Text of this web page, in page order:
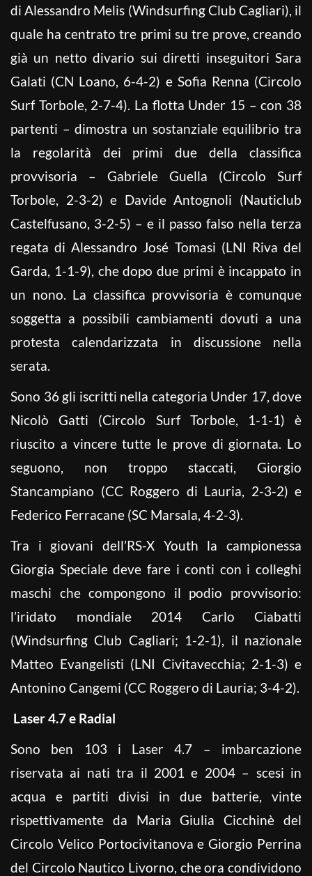
di Alessandro Melis (Windsurfing Club Cagliari), il
quale ha centrato tre primi su tre prove, creando
già un netto divario sui diretti inseguitori Sara
Galati (CN Loano, 6-4-2) e Sofia Renna (Circolo
Surf Torbole, 2-7-4). La flotta Under 15 – con 38
partenti – dimostra un sostanziale equilibrio tra
la regolarità dei primi due della classifica
provvisoria – Gabriele Guella (Circolo Surf
Torbole, 2-3-2) e Davide Antognoli (Nauticlub
Castelfusano, 3-2-5) – e il passo falso nella terza
regata di Alessandro José Tomasi (LNI Riva del
Garda, 1-1-9), che dopo due primi è incappato in
un nono. La classifica provvisoria è comunque
soggetta a possibili cambiamenti dovuti a una
protesta calendarizzata in discussione nella
serata.
Sono 36 gli iscritti nella categoria Under 17, dove
Nicolò Gatti (Circolo Surf Torbole, 1-1-1) è
riuscito a vincere tutte le prove di giornata. Lo
seguono, non troppo staccati, Giorgio
Stancampiano (CC Roggero di Lauria, 2-3-2) e
Federico Ferracane (SC Marsala, 4-2-3).
Tra i giovani dell’RS-X Youth la campionessa
Giorgia Speciale deve fare i conti con i colleghi
maschi che compongono il podio provvisorio:
l’iridato mondiale 2014 Carlo Ciabatti
(Windsurfing Club Cagliari; 1-2-1), il nazionale
Matteo Evangelisti (LNI Civitavecchia; 2-1-3) e
Antonino Cangemi (CC Roggero di Lauria; 3-4-2).
Laser 4.7 e Radial
Sono ben 103 i Laser 4.7 – imbarcazione
riservata ai nati tra il 2001 e 2004 – scesi in
acqua e partiti divisi in due batterie, vinte
rispettivamente da Maria Giulia Cicchinè del
Circolo Velico Portocivitanova e Giorgio Perrina
del Circolo Nautico Livorno, che ora condividono